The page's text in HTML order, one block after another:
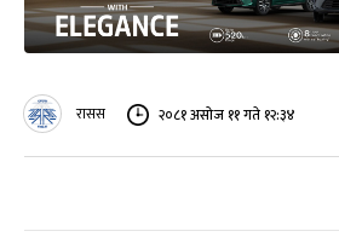
रासस २०८१ असोज ११ गते १२:३४